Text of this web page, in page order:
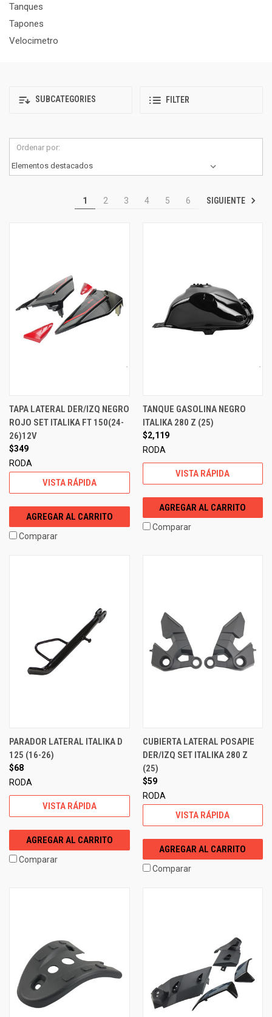
Tanques
Tapones
Velocimetro
SUBCATEGORIES FILTER
Ordenar por:
1 2 3 4 5 6 SIGUIENTE
TAPA LATERAL DER/IZQ NEGRO
ROJO SET ITALIKA FT 150(24-
26)12V
$349
RODA
VISTA RÁPIDA
AGREGAR AL CARRITO
Comparar
TANQUE GASOLINA NEGRO
ITALIKA 280 Z (25)
$2,119
RODA
VISTA RÁPIDA
AGREGAR AL CARRITO
Comparar
PARADOR LATERAL ITALIKA D
125 (16-26)
$68
RODA
VISTA RÁPIDA
AGREGAR AL CARRITO
Comparar
CUBIERTA LATERAL POSAPIE
DER/IZQ SET ITALIKA 280 Z
(25)
$59
RODA
VISTA RÁPIDA
AGREGAR AL CARRITO
Comparar